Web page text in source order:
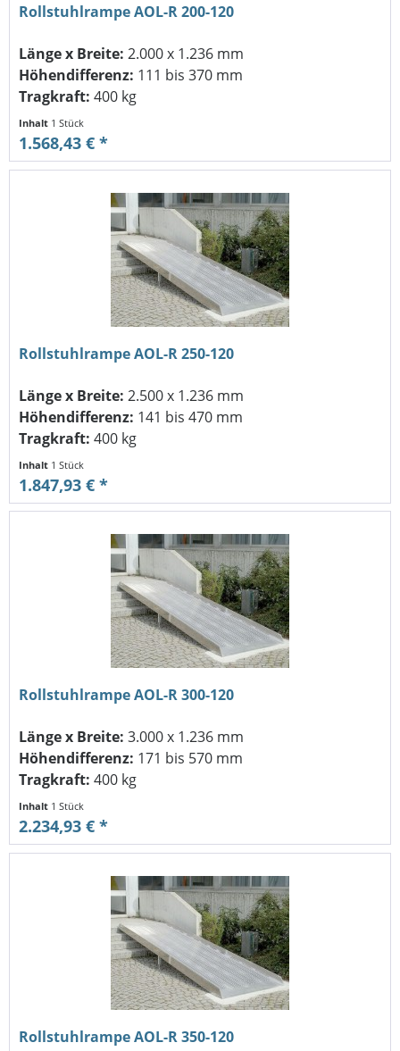
Rollstuhlrampe AOL-R 200-120
Länge x Breite: 2.000 x 1.236 mm
Höhendifferenz: 111 bis 370 mm
Tragkraft: 400 kg
Inhalt 1 Stück
1.568,43 € *
Rollstuhlrampe AOL-R 250-120
Länge x Breite: 2.500 x 1.236 mm
Höhendifferenz: 141 bis 470 mm
Tragkraft: 400 kg
Inhalt 1 Stück
1.847,93 € *
Rollstuhlrampe AOL-R 300-120
Länge x Breite: 3.000 x 1.236 mm
Höhendifferenz: 171 bis 570 mm
Tragkraft: 400 kg
Inhalt 1 Stück
2.234,93 € *
Rollstuhlrampe AOL-R 350-120